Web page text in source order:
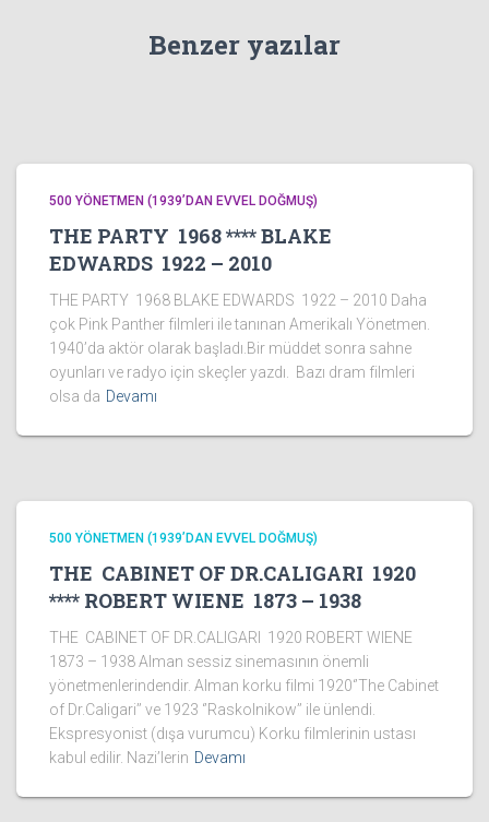
Benzer yazılar
500 YÖNETMEN (1939’DAN EVVEL DOĞMUŞ)
THE PARTY 1968 **** BLAKE
EDWARDS 1922 – 2010
THE PARTY 1968 BLAKE EDWARDS 1922 – 2010 Daha
çok Pink Panther filmleri ile tanınan Amerikalı Yönetmen.
1940’da aktör olarak başladı.Bir müddet sonra sahne
oyunları ve radyo için skeçler yazdı. Bazı dram filmleri
olsa da Devamı
500 YÖNETMEN (1939’DAN EVVEL DOĞMUŞ)
THE CABINET OF DR.CALIGARI 1920
**** ROBERT WIENE 1873 – 1938
THE CABINET OF DR.CALIGARI 1920 ROBERT WIENE
1873 – 1938 Alman sessiz sinemasının önemli
yönetmenlerindendir. Alman korku filmi 1920‘’The Cabinet
of Dr.Caligari’’ ve 1923 ‘’Raskolnikow’’ ile ünlendi.
Ekspresyonist (dışa vurumcu) Korku filmlerinin ustası
kabul edilir. Nazi’lerin Devamı